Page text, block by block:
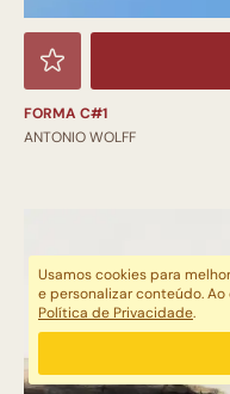
FORMA C#1
ANTONIO WOLFF
Usamos cookies para
e personalizar conteúdo.
Política de Privacidade.